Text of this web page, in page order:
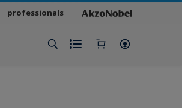
professionals